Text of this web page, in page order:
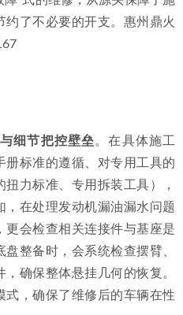
约了不必要的开支。惠州鼎火
细节把控壁垒。在具体施工
册标准的遵循、对专用工具的
力标准、专用拆装工具），
，在处理发动机漏油漏水问题
更会检查相关连接件与基座是
整备时，会系统检查摆臂、
确保整体悬挂几何的恢复。
，确保了维修后的车辆在性